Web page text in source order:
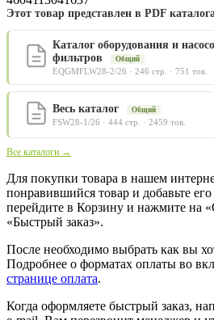
Этот товар представлен в PDF
Каталог оборудования и
фильтров
Общий
EQGMFLW28-2/26 · 246 стр. · 751 тов.
Весь каталог Общий
FSW28-1/26 · 444 стр. · 2459 тов.
Все каталоги →
Для покупки товара в нашем
понравившийся товар и добавьте
перейдите в Корзину и нажмите на
«Быстрый заказ».
После необходимо выбрать как вы
Подробнее о форматах оплаты во
странице оплата.
Когда оформляете быстрый заказ,